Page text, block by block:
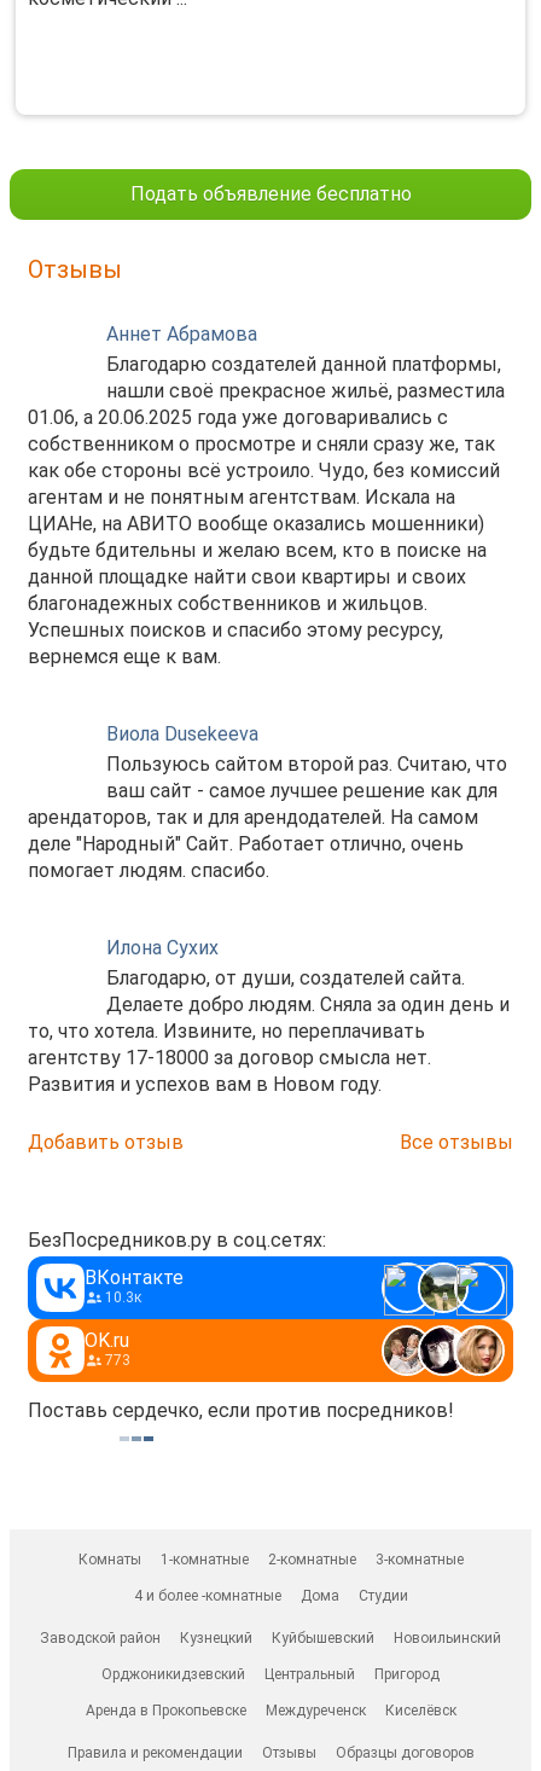
Подать объявление бесплатно
Отзывы
Аннет Абрамова
Благодарю создателей данной платформы,
нашли своё прекрасное жильё, разместила
01.06, а 20.06.2025 года уже договаривались с
собственником о просмотре и сняли сразу же, так
как обе стороны всё устроило. Чудо, без комиссий
агентам и не понятным агентствам. Искала на
ЦИАНе, на АВИТО вообще оказались мошенники)
будьте бдительны и желаю всем, кто в поиске на
данной площадке найти свои квартиры и своих
благонадежных собственников и жильцов.
Успешных поисков и спасибо этому ресурсу,
вернемся еще к вам.
Виола Dusekeeva
Пользуюсь сайтом второй раз. Считаю, что
ваш сайт - самое лучшее решение как для
арендаторов, так и для арендодателей. На самом
деле "Народный" Сайт. Работает отлично, очень
помогает людям. спасибо.
Илона Сухих
Благодарю, от души, создателей сайта.
Делаете добро людям. Сняла за один день и
то, что хотела. Извините, но переплачивать
агентству 17-18000 за договор смысла нет.
Развития и успехов вам в Новом году.
Добавить отзыв Все отзывы
БезПосредников.ру в соц.сетях:
ВКонтакте
10.3к
OK.ru
773
Поставь сердечко, если против посредников!
Комнаты 1-комнатные 2-комнатные 3-комнатные
4 и более -комнатные Дома Студии
Заводской район Кузнецкий Куйбышевский Новоильинский
Орджоникидзевский Центральный Пригород
Аренда в Прокопьевске Междуреченск Киселёвск
Правила и рекомендации Отзывы Образцы договоров